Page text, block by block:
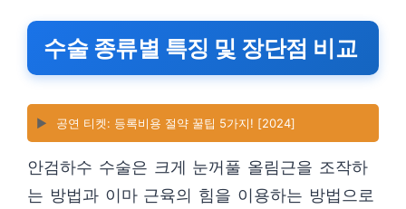
수술 종류별 특징 및 장단점 비교
▶️ 공연 티켓: 등록비용 절약 꿀팁 5가지! [2024]
안검하수 수술은 크게 눈꺼풀 올림근을 조작하
는 방법과 이마 근육의 힘을 이용하는 방법으로